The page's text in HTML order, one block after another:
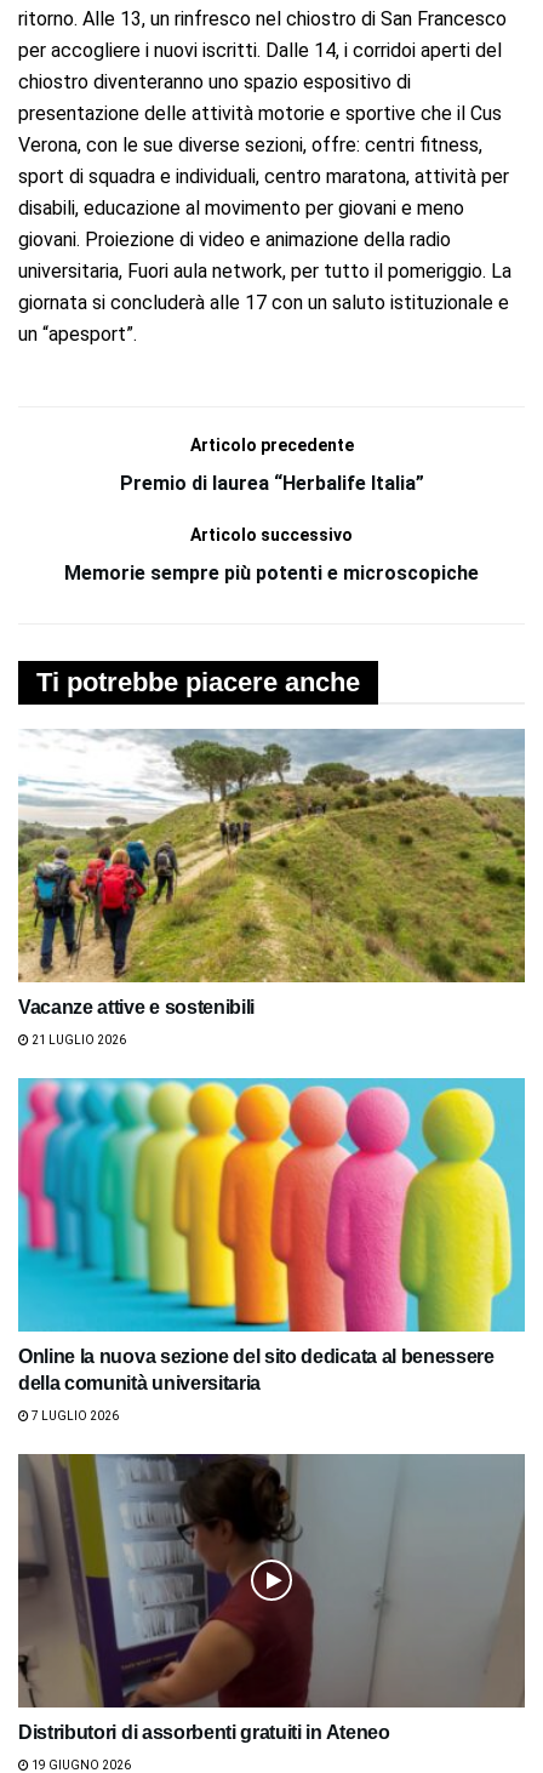
ritorno. Alle 13, un rinfresco nel chiostro di San Francesco
per accogliere i nuovi iscritti. Dalle 14, i corridoi aperti del
chiostro diventeranno uno spazio espositivo di
presentazione delle attività motorie e sportive che il Cus
Verona, con le sue diverse sezioni, offre: centri fitness,
sport di squadra e individuali, centro maratona, attività per
disabili, educazione al movimento per giovani e meno
giovani. Proiezione di video e animazione della radio
universitaria, Fuori aula network, per tutto il pomeriggio. La
giornata si concluderà alle 17 con un saluto istituzionale e
un “apesport”.
Articolo precedente
Premio di laurea “Herbalife Italia”
Articolo successivo
Memorie sempre più potenti e microscopiche
Ti potrebbe piacere anche
Vacanze attive e sostenibili
21 LUGLIO 2026
Online la nuova sezione del sito dedicata al benessere
della comunità universitaria
7 LUGLIO 2026
Distributori di assorbenti gratuiti in Ateneo
19 GIUGNO 2026